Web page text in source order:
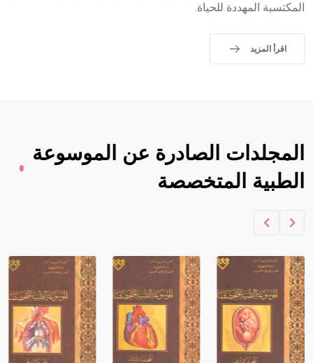
المكتسبة المهددة للحياة.
اقرأ المزيد
المجلدات الصادرة عن الموسوعة
الطبية المتخصصة